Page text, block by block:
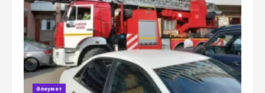
Әлеумет